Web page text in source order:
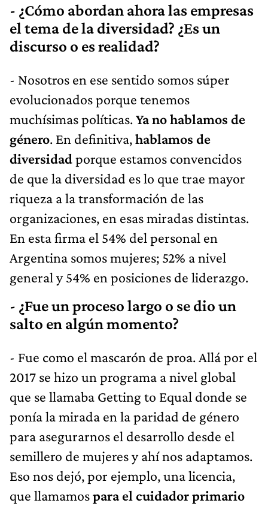
- ¿Cómo abordan ahora las empresas
el tema de la diversidad? ¿Es un
discurso o es realidad?
- Nosotros en ese sentido somos súper
evolucionados porque tenemos
muchísimas políticas.Ya no hablamos de
género. En definitiva,hablamos de
diversidadporque estamos convencidos
de que la diversidad es lo que trae mayor
riqueza a la transformación de las
organizaciones, en esas miradas distintas.
En esta firma el 54% del personal en
Argentina somos mujeres; 52% a nivel
general y 54% en posiciones de liderazgo.
- ¿Fue un proceso largo o se dio un
salto en algún momento?
- Fue como el mascarón de proa. Allá por el
2017 se hizo un programa a nivel global
que se llamaba Getting to Equal donde se
ponía la mirada en la paridad de género
para asegurarnos el desarrollo desde el
semillero de mujeres y ahí nos adaptamos.
Eso nos dejó, por ejemplo, una licencia,
que llamamospara el cuidador primario